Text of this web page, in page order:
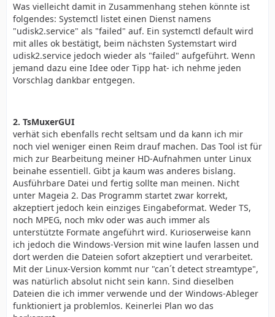
Was vielleicht damit in Zusammenhang stehen könnte ist
folgendes: Systemctl listet einen Dienst namens
"udisk2.service" als "failed" auf. Ein systemctl default wird
mit alles ok bestätigt, beim nächsten Systemstart wird
udisk2.service jedoch wieder als "failed" aufgeführt. Wenn
jemand dazu eine Idee oder Tipp hat- ich nehme jeden
Vorschlag dankbar entgegen.
2. TsMuxerGUI
verhät sich ebenfalls recht seltsam und da kann ich mir
noch viel weniger einen Reim drauf machen. Das Tool ist für
mich zur Bearbeitung meiner HD-Aufnahmen unter Linux
beinahe essentiell. Gibt ja kaum was anderes bislang.
Ausführbare Datei und fertig sollte man meinen. Nicht
unter Mageia 2. Das Programm startet zwar korrekt,
akzeptiert jedoch kein einziges Eingabeformat. Weder TS,
noch MPEG, noch mkv oder was auch immer als
unterstützte Formate angeführt wird. Kurioserweise kann
ich jedoch die Windows-Version mit wine laufen lassen und
dort werden die Dateien sofort akzeptiert und verarbeitet.
Mit der Linux-Version kommt nur "can´t detect streamtype",
was natürlich absolut nicht sein kann. Sind dieselben
Dateien die ich immer verwende und der Windows-Ableger
funktioniert ja problemlos. Keinerlei Plan wo das